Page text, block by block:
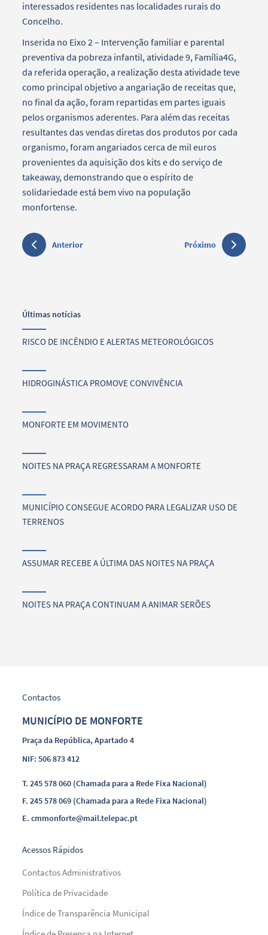
interessados residentes nas localidades rurais do
Concelho.
Inserida no Eixo 2 – Intervenção familiar e parental
preventiva da pobreza infantil, atividade 9, Família4G,
da referida operação, a realização desta atividade teve
como principal objetivo a angariação de receitas que,
no final da ação, foram repartidas em partes iguais
pelos organismos aderentes. Para além das receitas
resultantes das vendas diretas dos produtos por cada
organismo, foram angariados cerca de mil euros
provenientes da aquisição dos kits e do serviço de
takeaway, demonstrando que o espírito de
solidariedade está bem vivo na população
monfortense.
Anterior Próximo
Últimas notícias
RISCO DE INCÊNDIO E ALERTAS METEOROLÓGICOS
HIDROGINÁSTICA PROMOVE CONVIVÊNCIA
MONFORTE EM MOVIMENTO
NOITES NA PRAÇA REGRESSARAM A MONFORTE
MUNICÍPIO CONSEGUE ACORDO PARA LEGALIZAR USO DE
TERRENOS
ASSUMAR RECEBE A ÚLTIMA DAS NOITES NA PRAÇA
NOITES NA PRAÇA CONTINUAM A ANIMAR SERÕES
Contactos
MUNICÍPIO DE MONFORTE
Praça da República, Apartado 4
NIF: 506 873 412
T.245 578 060 (Chamada para a Rede Fixa Nacional)
F.245 578 069 (Chamada para a Rede Fixa Nacional)
E.cmmonforte@mail.telepac.pt
Acessos Rápidos
Contactos Administrativos
Política de Privacidade
Índice de Transparência Municipal